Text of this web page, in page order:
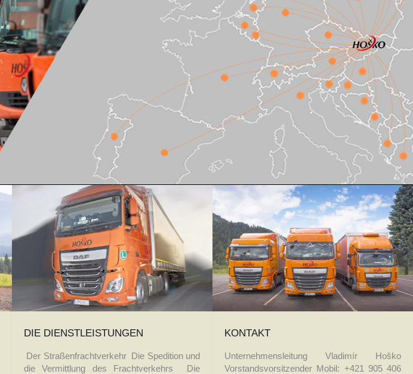
DIE DIENSTLEISTUNGEN
Der Straßenfrachtverkehr Die Spedition und
die Vermittlung des Frachtverkehrs Die
KONTAKT
Unternehmensleitung Vladimír Hoško
Vorstandsvorsitzender Mobil: +421 905 406